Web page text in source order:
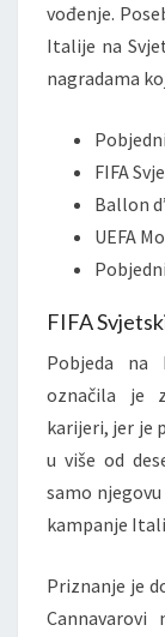
vođenje.
Italije na
nagradama
FIFA
Ballon
UEFA
FIFA
Pobjeda na
označila je
karijeri, jer je
u više od
samo
kampanje
Priznanje je